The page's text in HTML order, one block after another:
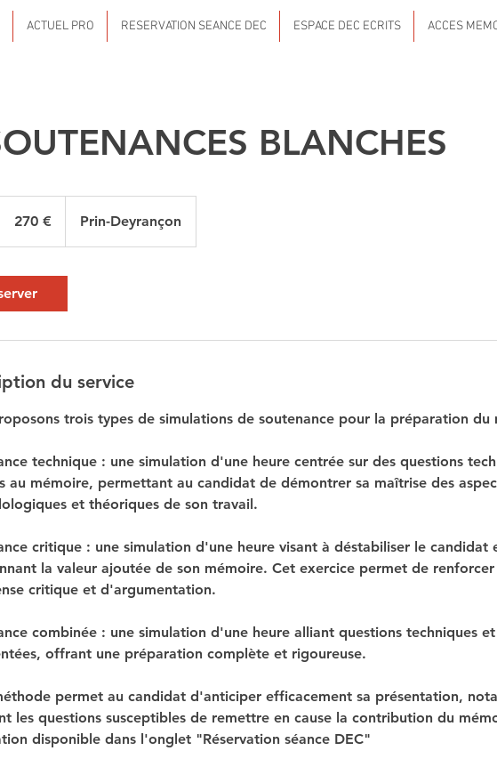
ACTUEL PRO RESERVATION SEANCE DEC ESPACE DEC ECRITS ACCES
BLANCHES
270 € Prin-Deyrançon
du service
trois types de simulations de soutenance pour la préparation du
technique : une simulation d'une heure centrée sur des questions
au mémoire, permettant au candidat de démontrer sa maîtrise des
et théoriques de son travail.
critique : une simulation d'une heure visant à déstabiliser le candidat
la valeur ajoutée de son mémoire. Cet exercice permet de renforcer
critique et d'argumentation.
combinée : une simulation d'une heure alliant questions techniques
offrant une préparation complète et rigoureuse.
permet au candidat d'anticiper efficacement sa présentation,
les questions susceptibles de remettre en cause la contribution du
disponible dans l'onglet "Réservation séance DEC"